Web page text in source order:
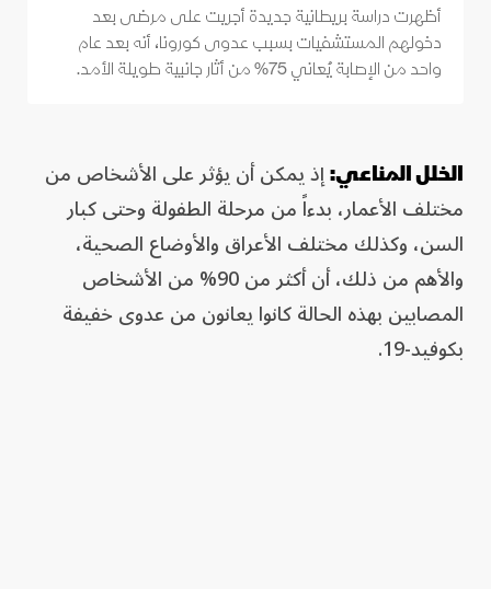
أظهرت دراسة بريطانية جديدة أجريت على مرضى بعد
دخولهم المستشفيات بسبب عدوى كورونا، أنه بعد عام
واحد من الإصابة يُعاني 75% من أثار جانبية طويلة الأمد.
الخلل المناعي:إذ يمكن أن يؤثر على الأشخاص من
مختلف الأعمار، بدءاً من مرحلة الطفولة وحتى كبار
السن، وكذلك مختلف الأعراق والأوضاع الصحية،
والأهم من ذلك، أن أكثر من 90% من الأشخاص
المصابين بهذه الحالة كانوا يعانون من عدوى خفيفة
بكوفيد-19.